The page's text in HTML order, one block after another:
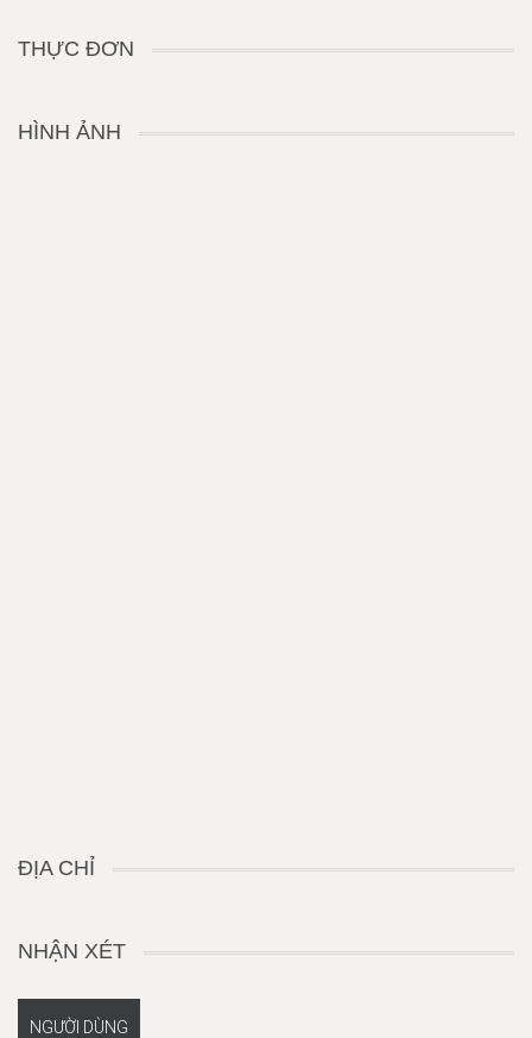
THỰC ĐƠN
HÌNH ẢNH
ĐỊA CHỈ
NHẬN XÉT
NGƯỜI DÙNG